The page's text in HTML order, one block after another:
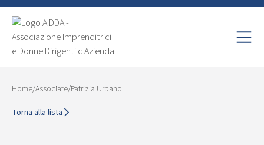
Home/Associate/Patrizia Urbano
Torna alla lista